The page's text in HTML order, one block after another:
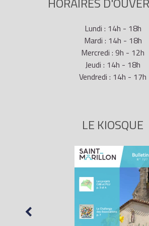
Lundi : 14h - 18h
Mardi : 14h - 18h
Mercredi : 9h - 12h
Jeudi : 14h - 18h
Vendredi : 14h - 17h
LE KIOSQUE